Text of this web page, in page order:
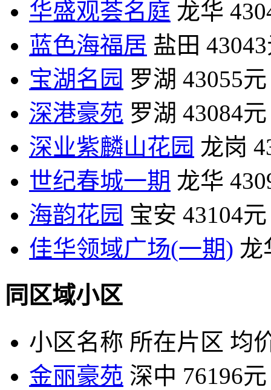
华盛观荟名庭 龙华
蓝色海福居 盐田
宝湖名园 罗湖 43055元
深港豪苑 罗湖 43084元
深业紫麟山花园 龙岗
世纪春城一期 龙华
海韵花园 宝安 43104元
佳华领域广场(一期) 龙
同区域小区
小区名称 所在片区 均
金丽豪苑 深中 76196元